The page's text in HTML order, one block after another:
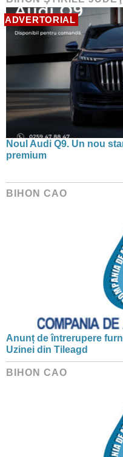
ADVERTORIAL
Noul Audi Q9. Un nou
premium
BIHON CAO
Anunț de întrerupere
Uzinei din Tileagd
BIHON CAO